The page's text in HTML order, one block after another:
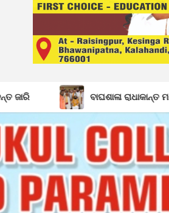
ବାଘଶାଳା ରାଧାକାନ୍ତ ମଠ ମହନ୍ତ ଭାବେ